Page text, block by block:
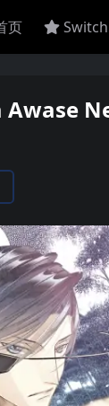
页 Switch
Awase